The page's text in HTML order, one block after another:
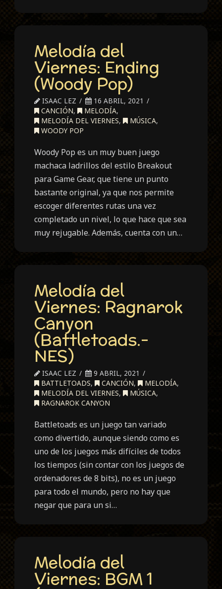
Melodía del
Viernes: Ending
(Woody Pop)
ISAAC LEZ
16 ABRIL, 2021
CANCIÓN, MELODÍA,
MELODÍA DEL VIERNES, MÚSICA,
WOODY POP
Woody Pop es un muy buen juego
machaca ladrillos del estilo Breakout
para Game Gear, que tiene un punto
bastante original, ya que nos permite
escoger diferentes rutas una vez
completado un nivel, lo que hace que sea
muy rejugable. Además, cuenta con un…
Melodía del
Viernes: Ragnarok
Canyon
(Battletoads.-
NES)
ISAAC LEZ
9 ABRIL, 2021
BATTLETOADS, CANCIÓN, MELODÍA,
MELODÍA DEL VIERNES, MÚSICA,
RAGNAROK CANYON
Battletoads es un juego tan variado
como divertido, aunque siendo como es
uno de los juegos más difíciles de todos
los tiempos (sin contar con los juegos de
ordenadores de 8 bits), no es un juego
para todo el mundo, pero no hay que
negar que para un si…
Melodía del
Viernes: BGM 1